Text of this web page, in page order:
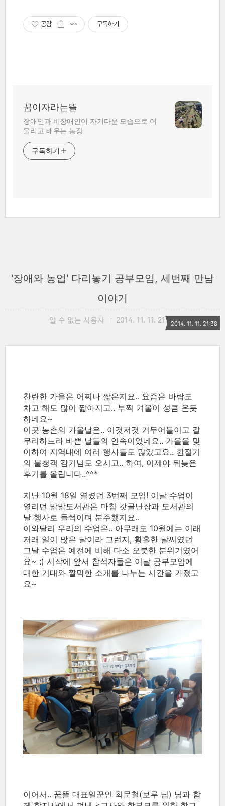
공감 구독하기
꿈이자라는뜰
장애인과 비장애인이 자기다운 모습으로 어
울리고 배우는 농장
구독하기
'장애와 농업' 다리놓기 공부모임, 세번째 만남
이야기
알 수 없는 사용자 2014. 11. 11. 21:382014. 11. 11. 21:38
찬란한 가을은 어찌나 짧은지요.. 요즘은 바람도
차고 해도 많이 짧아지고.. 부쩍 겨울이 성큼 온듯
하네요~
이곳 농촌의 가을날은.. 이것저것 거두어들이고 갈
무리하느라 바쁜 날들의 연속이었네요.. 가을을 맞
이하여 지역내에 여러 행사들도 많았고요.. 환절기
의 불청객 감기님도 오시고.. 하여, 이제야 뒤늦은
후기를 올립니다..^^*
지난 10월 18일 열렸던 3번째 모임! 이날 수업이
열리던 밝맑도서관은 마침 갓골난장과 도서관의
날 행사로 들썩이며 분주했지요..
이와달리 우리의 수업은.. 아무래도 10월에는 이래
저래 일이 많은 달이라 그런지, 황홀한 날씨였던
그날 수업은 예전에 비해 다소 오붓한 분위기였어
요~ :) 시작에 앞서 참석자들은 이날 공부모임에
대한 기대와 짤막한 소개를 나누는 시간을 가졌고
요~
이어서.. 꿈뜰 대표일꾼인 최문철(보루 님) 님과 함